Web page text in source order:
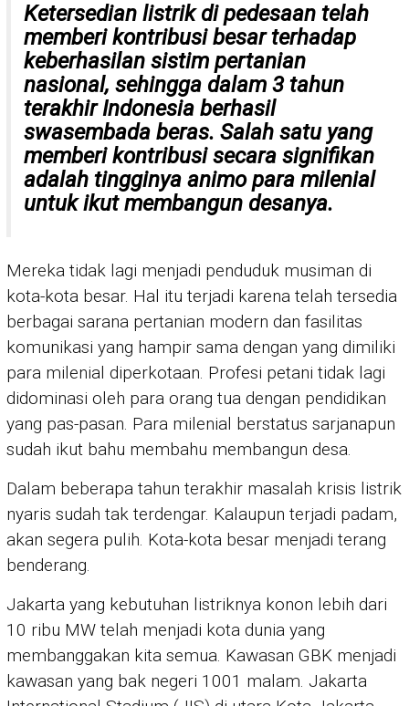
Ketersedian listrik di pedesaan telah
memberi kontribusi besar terhadap
keberhasilan sistim pertanian
nasional, sehingga dalam 3 tahun
terakhir Indonesia berhasil
swasembada beras. Salah satu yang
memberi kontribusi secara signifikan
adalah tingginya animo para milenial
untuk ikut membangun desanya.
Mereka tidak lagi menjadi penduduk musiman di
kota-kota besar. Hal itu terjadi karena telah tersedia
berbagai sarana pertanian modern dan fasilitas
komunikasi yang hampir sama dengan yang dimiliki
para milenial diperkotaan. Profesi petani tidak lagi
didominasi oleh para orang tua dengan pendidikan
yang pas-pasan. Para milenial berstatus sarjanapun
sudah ikut bahu membahu membangun desa.
Dalam beberapa tahun terakhir masalah krisis listrik
nyaris sudah tak terdengar. Kalaupun terjadi padam,
akan segera pulih. Kota-kota besar menjadi terang
benderang.
Jakarta yang kebutuhan listriknya konon lebih dari
10 ribu MW telah menjadi kota dunia yang
membanggakan kita semua. Kawasan GBK menjadi
kawasan yang bak negeri 1001 malam. Jakarta